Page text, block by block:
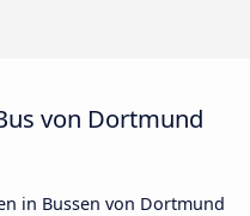
von Dortmund
in Bussen von Dortmund